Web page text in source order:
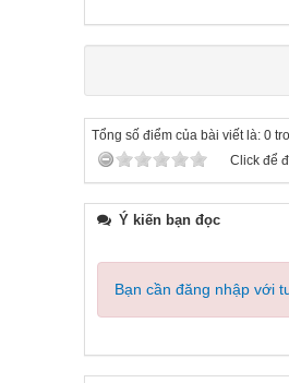
Tổng số điểm của bài viết là: 0
Click để
Ý kiến bạn đọc
Bạn cần đăng nhập với